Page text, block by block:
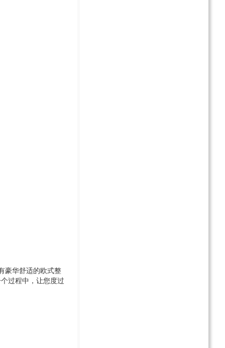
豪华舒适的欧式整
过程中，让您度过